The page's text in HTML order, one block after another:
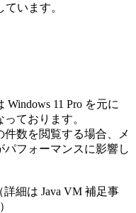
います。
Windows 11 Pro を元に
っております。
件数を閲覧する場合、メ
パフォーマンスに影響し
詳細は Java VM 補足事